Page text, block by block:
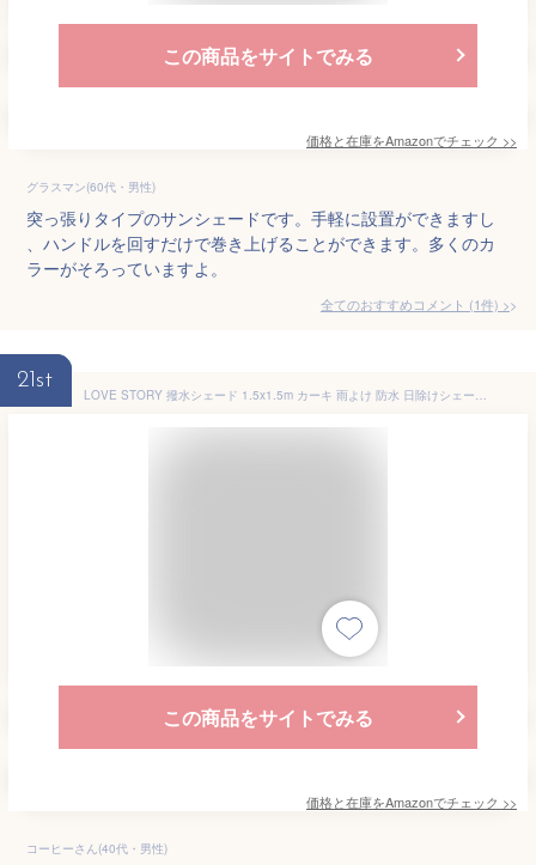
この商品をサイトでみる
価格と在庫をAmazonでチェック >>
グラスマン(60代・男性)
突っ張りタイプのサンシェードです。手軽に設置ができますし
、ハンドルを回すだけで巻き上げることができます。多くのカ
ラーがそろっていますよ。
全てのおすすめコメント (1件) >
21st
LOVE STORY 撥水シェード 1.5x1.5m カーキ 雨よけ 防水 日除けシェード 日よけ サンシェード
この商品をサイトでみる
価格と在庫をAmazonでチェック >>
コーヒーさん(40代・男性)